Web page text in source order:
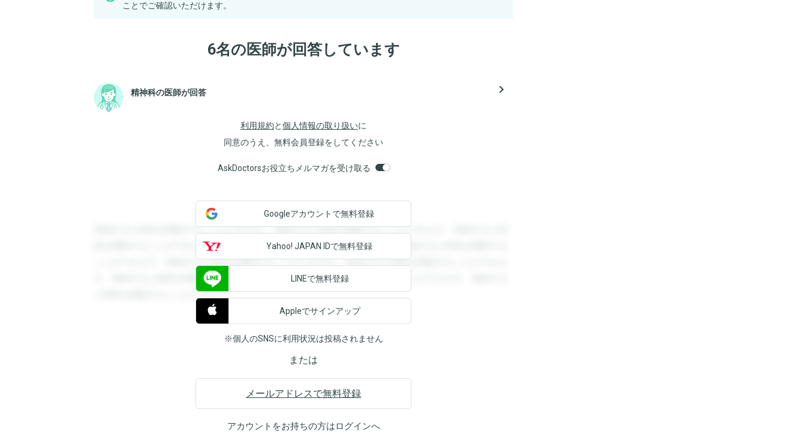
ことでご確認いただけます。
6名の医師が回答しています
精神科の医師が回答 navigate_next
利用規約と個人情報の取り扱いに
同意のうえ、無料会員登録をしてください
AskDoctorsお役立ちメルマガを受け取る
登録すると回答を閲覧することができます。登録すると回答を閲覧することができます。登録すると回
答を閲覧することができます。登録すると回答を閲覧することができます。登録すると回答を閲覧する
ことができます。登録すると回答を閲覧することができます。登録すると回答を閲覧することができま
す。登録すると回答を閲覧することができます。登録すると回答を閲覧することができます。登録する
と回答を閲覧することができます。
Googleアカウントで無料登録
Yahoo! JAPAN IDで無料登録
LINEで無料登録
Appleでサインアップ
※個人のSNSに利用状況は投稿されません
または
メールアドレスで無料登録
アカウントをお持ちの方はログインへ